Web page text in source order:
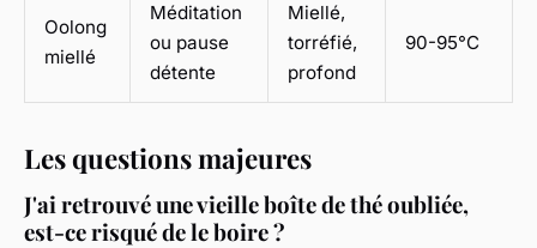
Oolong
miellé
Méditation
ou pause
détente
Miellé,
torréfié,
profond
90-95°C
Les questions majeures
J'ai retrouvé une vieille boîte de thé oubliée,
est-ce risqué de le boire ?